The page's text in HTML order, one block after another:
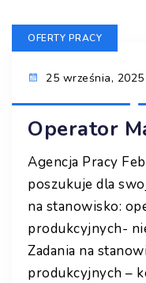
OFERTY PRACY
25 września, 2025
Operator
Agencja Pracy
poszukuje dla
na stanowisko:
produkcyjnych-
Zadania na
produkcyjnych –